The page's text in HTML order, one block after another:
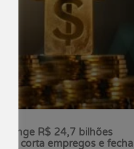
atinge R$ 24,7 bilhões
corta empregos e fecha